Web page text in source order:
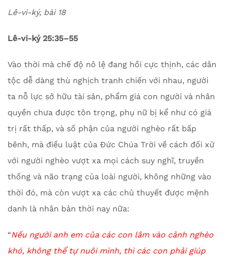
Lê-vi-ký, bài 18
Lê-vi-ký 25:35–55
Vào thời mà chế độ nô lệ đang hồi cực thịnh, các dân
tộc dễ dàng thù nghịch tranh chiến với nhau, người
ta nỗ lực sở hữu tài sản, phẩm giá con người và nhân
quyền chưa được tôn trọng, phụ nữ bị kể như có giá
trị rất thấp, và số phận của người nghèo rất bấp
bênh, mà điều luật của Đức Chúa Trời về cách đối xử
với người nghèo vượt xa mọi cách suy nghĩ, truyền
thống và não trạng của loài người, không những vào
thời đó, mà còn vượt xa các chủ thuyết được mệnh
danh là nhân bản thời nay nữa:
“Nếu người anh em của các con lâm vào cảnh nghèo
khó, không thể tự nuôi mình, thì các con phải giúp